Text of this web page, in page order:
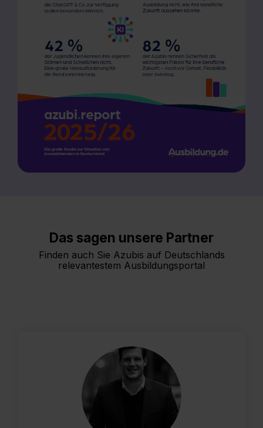
Das sagen unsere Partner
Finden auch Sie Azubis auf Deutschlands
relevantestem Ausbildungsportal